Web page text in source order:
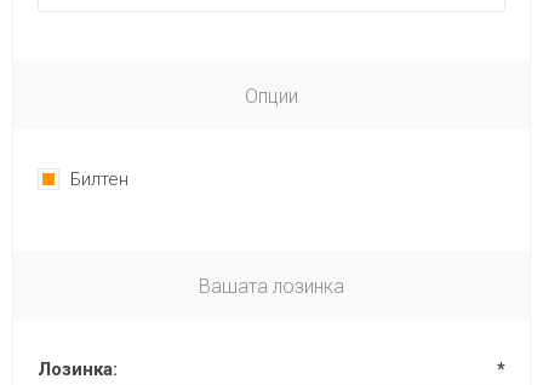
Опции
Билтен
Вашата лозинка
Лозинка: *